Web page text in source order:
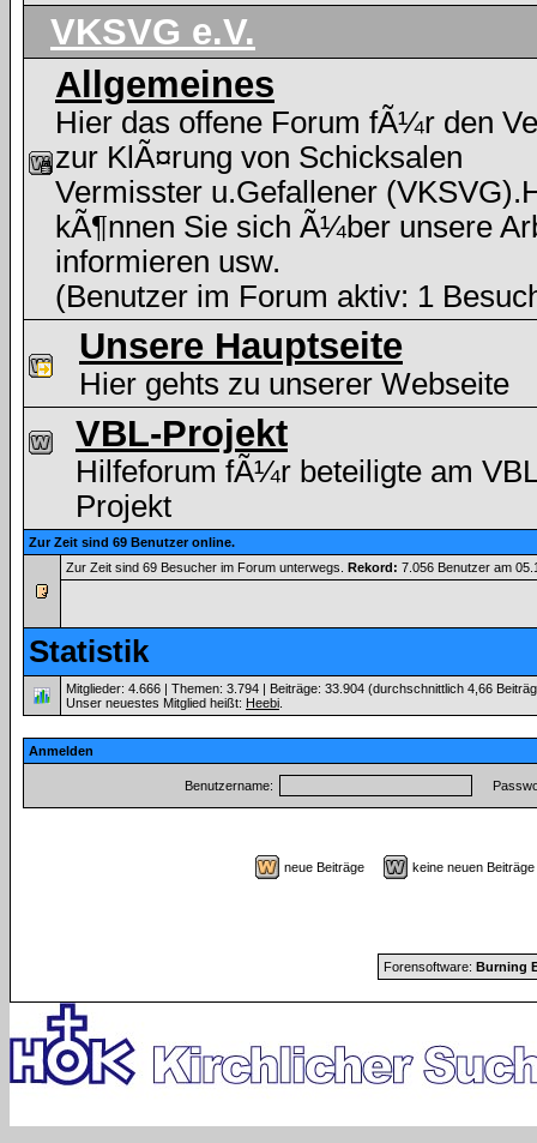
VKSVG e.V.
Allgemeines
Hier das offene Forum fÃ¼r den
zur KlÃ¤rung von Schicksalen
Vermisster u.Gefallener
kÃ¶nnen Sie sich Ã¼ber unsere
informieren usw.
(Benutzer im Forum aktiv: 1
Unsere Hauptseite
Hier gehts zu unserer Webseite
VBL-Projekt
Hilfeforum fÃ¼r beteiligte am
Projekt
Zur Zeit sind 69 Benutzer online.
Zur Zeit sind 69 Besucher im Forum unterwegs. Rekord: 7.056 Benutzer am
Statistik
Mitglieder: 4.666 | Themen: 3.794 | Beiträge: 33.904 (durchschnittlich 4,66
Unser neuestes Mitglied heißt: Heebi
Anmelden
Benutzername:
neue Beiträge keine neuen
Forensoftware: Burning